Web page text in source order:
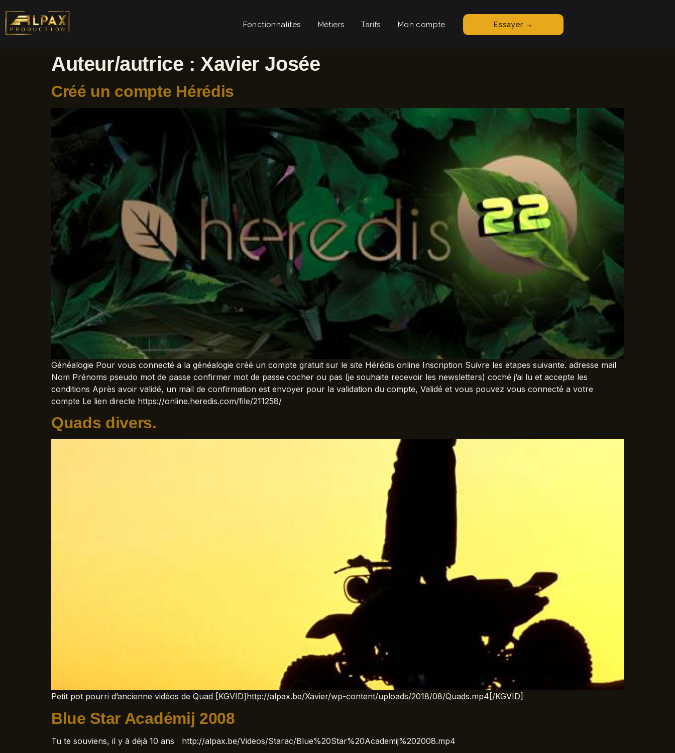
Fonctionnalités Métiers Tarifs Mon compte Essayer →
Auteur/autrice : Xavier Josée
Créé un compte Hérédis
Généalogie Pour vous connecté a la généalogie créé un compte gratuit sur le site Hérédis online Inscription Suivre les etapes suivante. adresse mail
Nom Prénoms pseudo mot de passe confirmer mot de passe cocher ou pas (je souhaite recevoir les newsletters) coché j’ai lu et accepte les
conditions Après avoir validé, un mail de confirmation est envoyer pour la validation du compte, Validé et vous pouvez vous connecté a votre
compte Le lien directe https://online.heredis.com/file/211258/
Quads divers.
Petit pot pourri d’ancienne vidéos de Quad [KGVID]http://alpax.be/Xavier/wp-content/uploads/2018/08/Quads.mp4[/KGVID]
Blue Star Académij 2008
Tu te souviens, il y à déjà 10 ans http://alpax.be/Videos/Starac/Blue%20Star%20Academij%202008.mp4